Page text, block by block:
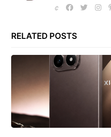
RELATED POSTS